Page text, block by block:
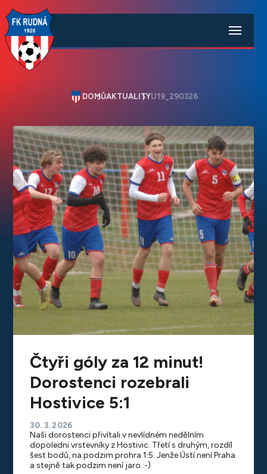
DOMŮAKTUALITYU19_290326
Čtyři góly za 12 minut!
Dorostenci rozebrali
Hostivice 5:1
30. 3. 2026
Naši dorostenci přivítali v nevlídném nedělním
dopoledni vrstevníky z Hostivic. Třetí s druhým, rozdíl
šest bodů, na podzim prohra 1:5. Jenže Ústí není Praha
a stejně tak podzim není jaro :-)